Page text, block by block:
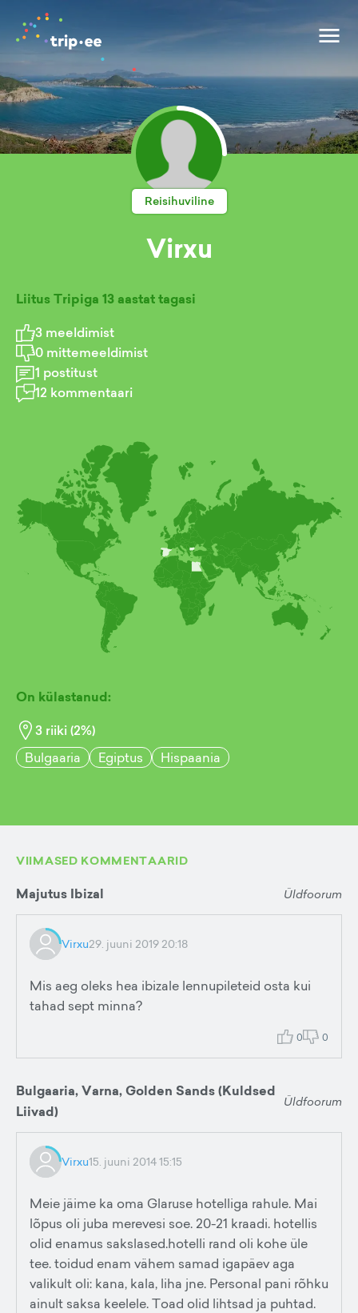
Reisihuviline
Virxu
Liitus Tripiga 13 aastat tagasi
3 meeldimist
0 mittemeeldimist
1 postitust
12 kommentaari
On külastanud:
3 riiki (2%)
Bulgaaria
Egiptus Hispaania
VIIMASED KOMMENTAARID
Majutus Ibizal Üldfoorum
Virxu29. juuni 2019 20:18
Mis aeg oleks hea ibizale lennupileteid osta kui
tahad sept minna?
0 0
Bulgaaria, Varna, Golden Sands (Kuldsed
Liivad)
Üldfoorum
Virxu15. juuni 2014 15:15
Meie jäime ka oma Glaruse hotelliga rahule. Mai
lõpus oli juba merevesi soe. 20-21 kraadi. hotellis
olid enamus sakslased.hotelli rand oli kohe üle
tee. toidud enam vähem samad igapäev aga
valikult oli: kana, kala, liha jne. Personal pani rõhku
ainult saksa keelele. Toad olid lihtsad ja puhtad.